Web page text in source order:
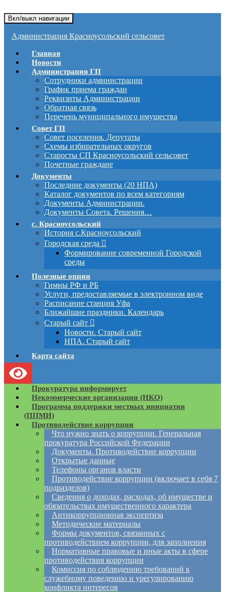
Вкл/выкл навигации
Администрация Красноусольский сельсовет
Главная
Новости
Администрация ГП
Сотрудники администрации
График приема граждан
Реквизиты Администрации
Обратная связь
Перечень муниципального имущества
Совет ГП
Совет поселения. Депутаты
Схемы избирательных округов
Старосты СП Красноусольский сельсовет
Почетные граждане
Документы
Последние документы (20 НПА)
Каталог документов по всем категориям
Документы Администрации.
Документы Совета. Решения…
с. Красноусольский
История с.Красноусольский
Городская среда
Формирование современной Городской
среды
Полезные опции
Гимны РФ и РБ
Услуги, предоставляемые в электронном виде
Расписание станция Уфа
Ближайшие праздники. Календарь
Старый сайт
Новости. Старый сайт
НПА. Старый сайт
Карта сайта
Прокуратура информирует
Некоммерческие организации (НКО)
Программа поддержки местных инициатив
(ППМИ)
Противодействие коррупции
Что нужно знать о коррупции. Генеральная
прокуратура Российской Федерации
Документы. Противодействие коррупции
Открытые данные
Телефоны органов власти
Противодействие коррупции (включает в себя 7
подразделов)
Сведения о доходах, расходах, об имуществе и
обязательствах имущественного характера
Антикоррупционная экспертиза
Методические материалы
Формы документов, связанных с
противодействием коррупции, для заполнения
Нормативные правовые и иные акты в сфере
противодействия коррупции
Комиссия по соблюдению требований к
служебному поведению и урегулированию
конфликта интересов